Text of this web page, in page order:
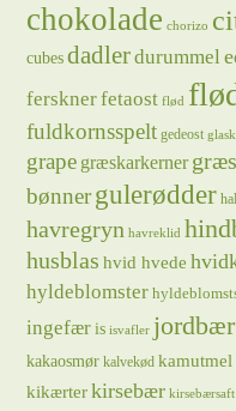
chokolade chorizo
cubes dadlerdurummel
fersknerfetaost flød
fuldkornsspelt gedeost
grape græskarkerner
bønnergulerødder
havregryn havreklid
husblas hvid hvede
hyldeblomster
ingefær is isvafler jordbær
kakaosmør kalvekød kamutmel
kikærterkirsebær kirsebærsaft